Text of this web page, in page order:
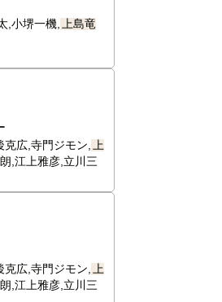
,小堺一機,
上島竜
広,寺門ジモン,
上
,江上雅彦,立川三
広,寺門ジモン,
上
,江上雅彦,立川三